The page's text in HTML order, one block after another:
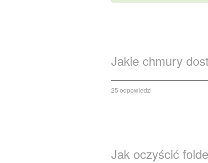
Jakie chmury
25 odpowiedzi
Jak oczyścić